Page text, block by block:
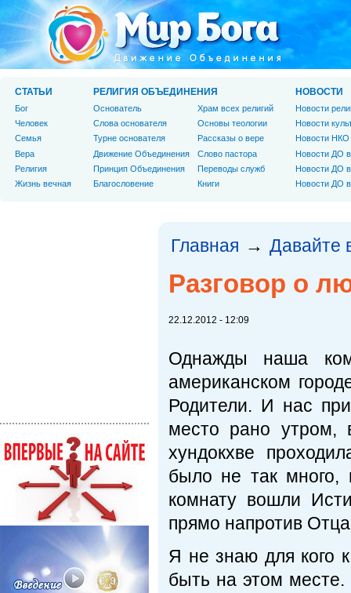
Главная → Давайте
Разговор о
22.12.2012 - 12:09
Однажды наша
американском
Родители. И нас
место рано утром,
хундокхве
было не так много,
комнату вошли
прямо напротив
Я не знаю для кого
быть на этом
СТАТЬИ
Бог
Человек
Cемья
Вера
Религия
Жизнь вечная
РЕЛИГИЯ ОБЪЕДИНЕНИЯ
Основатель
Слова основателя
Турне основателя
Движение Объединения
Принцип Объединения
Благословение
Храм всех религий
Основы теологии
Рассказы о вере
Слово пастора
Переводы служб
Книги
НОВОСТИ
Новости
Новости
Новости НКО
Новости ДО
Новости ДО
Новости ДО